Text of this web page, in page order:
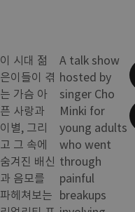
이 시대 젊
은이들이 겪
는 가슴 아
픈 사랑과
이별, 그리
고 그 속에
숨겨진 배신
과 음모를
파헤쳐보는
A talk show
hosted by
singer Cho
Minki for
young adults
who went
through
painful
breakups